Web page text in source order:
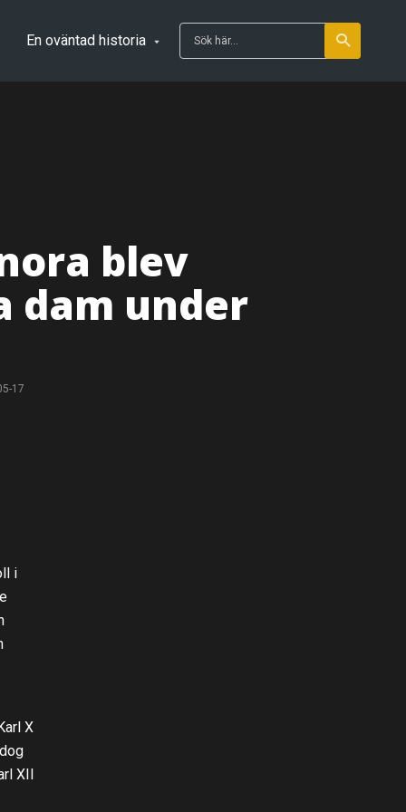
En oväntad historia
blev
dam under
17
i
X
XII